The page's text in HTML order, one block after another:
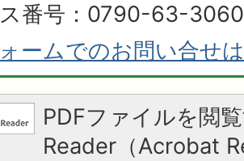
番号：0790-63-3060
ームでのお問い合せ
PDFファイルを閲
Reader（Acrobat